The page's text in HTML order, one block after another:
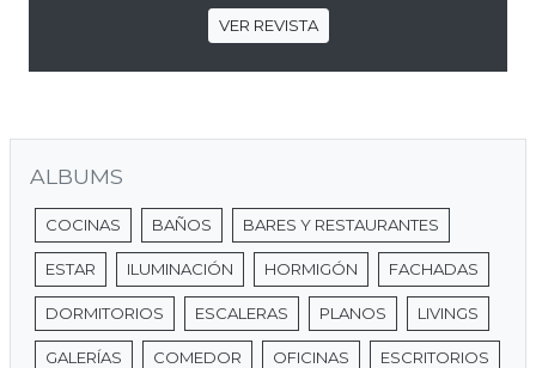
VER REVISTA
ALBUMS
COCINAS BAÑOS BARES Y RESTAURANTES
ESTAR ILUMINACIÓN HORMIGÓN FACHADAS
DORMITORIOS ESCALERAS PLANOS LIVINGS
GALERÍAS COMEDOR OFICINAS ESCRITORIOS